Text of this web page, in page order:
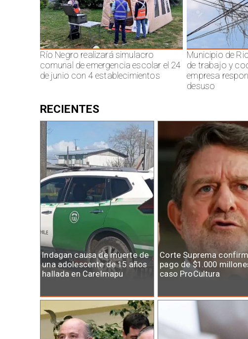
Río Negro realizará simulacro
comunal de emergencia escolar el 24
de junio con 4 establecimientos
Municipio de
de trabajo y
empresa
desuso
Indagan causa de muerte de
una adolescente de 15 años
hallada en Carelmapu
Corte Suprema
pago de $1.000
caso ProCultura
RECIENTES